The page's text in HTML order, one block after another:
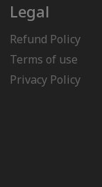
Legal
Refund Policy
Terms of use
Privacy Policy